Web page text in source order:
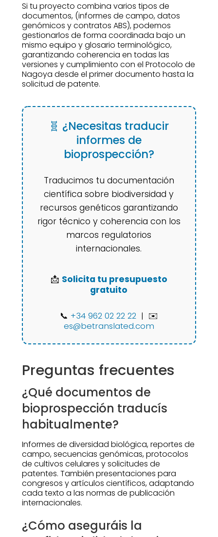
Si tu proyecto combina varios tipos de
documentos, (informes de campo, datos
genómicos y contratos ABS), podemos
gestionarlos de forma coordinada bajo un
mismo equipo y glosario terminológico,
garantizando coherencia en todas las
versiones y cumplimiento con el Protocolo de
Nagoya desde el primer documento hasta la
solicitud de patente.
🧬 ¿Necesitas traducir
informes de
bioprospección?
Traducimos tu documentación
científica sobre biodiversidad y
recursos genéticos garantizando
rigor técnico y coherencia con los
marcos regulatorios
internacionales.
📩 Solicita tu presupuesto
gratuito
📞 +34 962 02 22 22| ✉️
es@betranslated.com
Preguntas frecuentes
¿Qué documentos de
bioprospección traducís
habitualmente?
Informes de diversidad biológica, reportes de
campo, secuencias genómicas, protocolos
de cultivos celulares y solicitudes de
patentes. También presentaciones para
congresos y artículos científicos, adaptando
cada texto a las normas de publicación
internacionales.
¿Cómo aseguráis la